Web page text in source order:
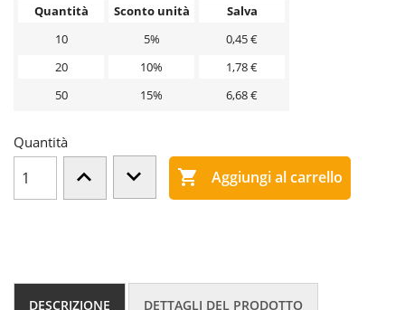
Quantità Sconto unità
Salva
10
5%
0,45 €
20
10%
1,78 €
50
15% 6,68 €
Quantità
 Aggiungi al carrello
DESCRIZIONE DETTAGLI DEL PRODOTTO